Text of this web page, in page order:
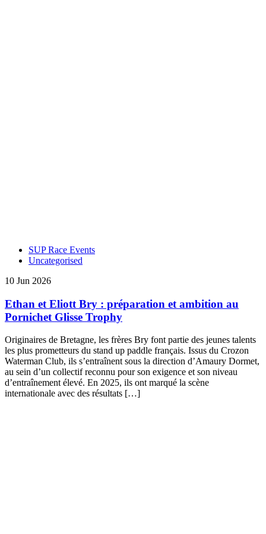
SUP Race Events
Uncategorised
10 Jun 2026
Ethan et Eliott Bry : préparation et ambition au
Pornichet Glisse Trophy
Originaires de Bretagne, les frères Bry font partie des jeunes talents
les plus prometteurs du stand up paddle français. Issus du Crozon
Waterman Club, ils s’entraînent sous la direction d’Amaury Dormet,
au sein d’un collectif reconnu pour son exigence et son niveau
d’entraînement élevé. En 2025, ils ont marqué la scène
internationale avec des résultats […]